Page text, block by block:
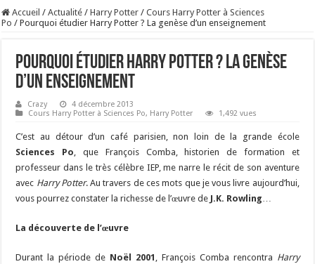
Accueil / Actualité / Harry Potter / Cours Harry Potter à Sciences
Po / Pourquoi étudier Harry Potter ? La genèse d’un enseignement
Pourquoi étudier Harry Potter ? La genèse
d’un enseignement
Crazy
4 décembre 2013
Cours Harry Potter à Sciences Po, Harry Potter 1,492 vues
C’est au détour d’un café parisien, non loin de la grande école
Sciences Po, que François Comba, historien de formation et
professeur dans le très célèbre IEP, me narre le récit de son aventure
avec Harry Potter. Au travers de ces mots que je vous livre aujourd’hui,
vous pourrez constater la richesse de l’œuvre de J.K. Rowling…
La découverte de l’œuvre
Durant la période de Noël 2001 , François Comba rencontra Harry